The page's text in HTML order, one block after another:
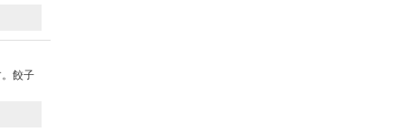
餃子